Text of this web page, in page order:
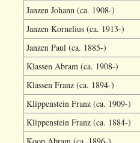
Janzen Johann (ca. 1908-)
Janzen Kornelius (ca. 1913-)
Janzen Paul (ca. 1885-)
Klassen Abram (ca. 1908-)
Klassen Franz (ca. 1894-)
Klippenstein Franz (ca. 1909-)
Klippenstein Franz (ca. 1884-)